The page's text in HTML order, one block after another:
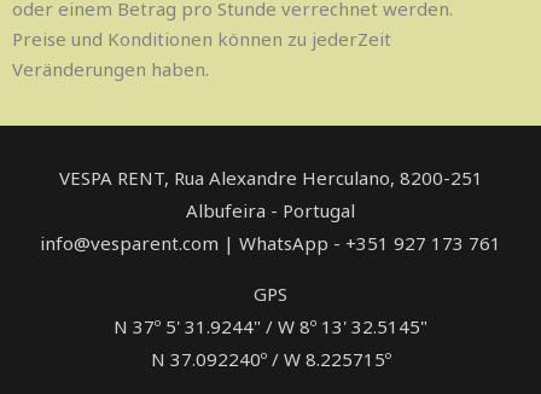
oder einem Betrag pro Stunde verrechnet werden.
Preise und Konditionen können zu jederZeit
Veränderungen haben.
VESPA RENT, Rua Alexandre Herculano, ​8200-251
Albufeira - Portugal
info@vesparent.com | WhatsApp - +351 927 173 761
GPS
N 37º 5' 31.9244" / W 8º 13' 32.5145"
N 37.092240º / W 8.225715º